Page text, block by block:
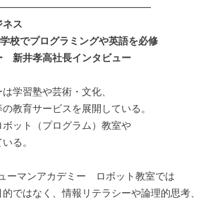
ス
校でプログラミングや英語を必修
新井孝高社長インタビュー
学習塾や芸術・文化、
教育サービスを展開している。
ット（プログラム）教室や
る。
ーマンアカデミー ロボット教室では
ではなく、情報リテラシーや論理的思考、